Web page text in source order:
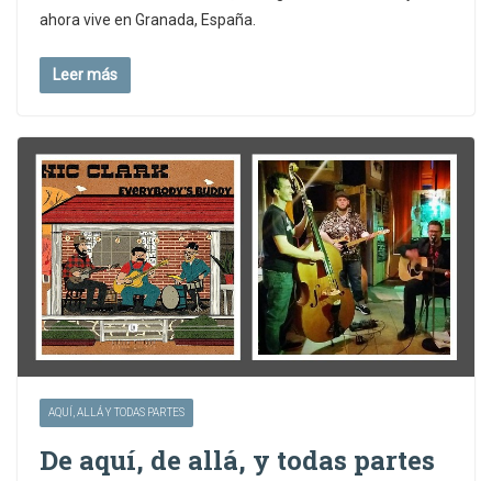
ahora vive en Granada, España.
Leer más
AQUÍ, ALLÁ Y TODAS PARTES
De aquí, de allá, y todas partes